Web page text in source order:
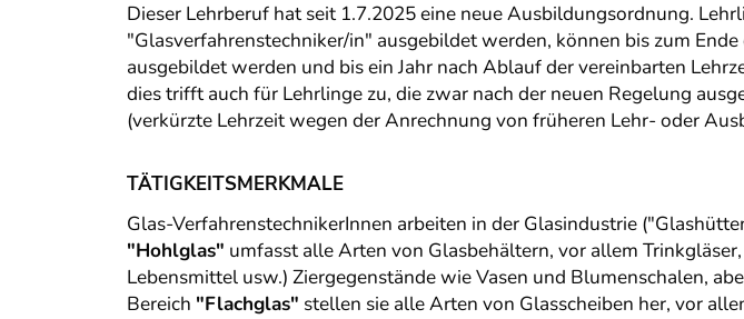
Dieser Lehrberuf hat seit 1.7.2025 eine neue Ausbildungsordnung.
"Glasverfahrenstechniker/in" ausgebildet werden, können bis zum
ausgebildet werden und bis ein Jahr nach Ablauf der vereinbarten
dies trifft auch für Lehrlinge zu, die zwar nach der neuen Regelung
(verkürzte Lehrzeit wegen der Anrechnung von früheren Lehr- oder
TÄTIGKEITSMERKMALE
Glas-VerfahrenstechnikerInnen arbeiten in der Glasindustrie
"Hohlglas" umfasst alle Arten von Glasbehältern, vor allem
Lebensmittel usw.) Ziergegenstände wie Vasen und Blumenschalen,
Bereich "Flachglas" stellen sie alle Arten von Glasscheiben her, vor